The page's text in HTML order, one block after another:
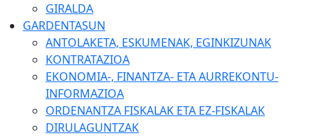
GIRALDA
GARDENTASUN
ANTOLAKETA, ESKUMENAK, EGINKIZUNAK
KONTRATAZIOA
EKONOMIA-, FINANTZA- ETA AURREKONTU-
INFORMAZIOA
ORDENANTZA FISKALAK ETA EZ-FISKALAK
DIRULAGUNTZAK